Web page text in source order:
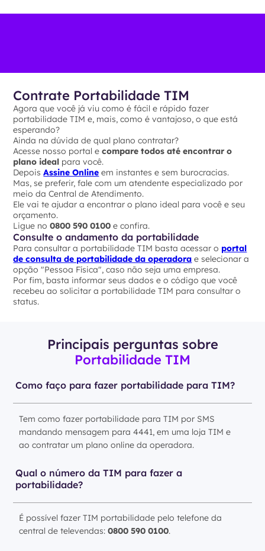
Contrate Portabilidade TIM
Agora que você já viu como é fácil e rápido fazer
portabilidade TIM e, mais, como é vantajoso, o que está
esperando?
Ainda na dúvida de qual plano contratar?
Acesse nosso portal ecompare todos até encontrar o
plano ideal para você.
Depois Assine Online em instantes e sem burocracias.
Mas, se preferir, fale com um atendente especializado por
meio da Central de Atendimento.
Ele vai te ajudar a encontrar o plano ideal para você e seu
orçamento.
Ligue no0800 590 0100 e confira.
Consulte o andamento da portabilidade
Para consultar a portabilidade TIM basta acessar o portal
de consulta de portabilidade da operadora e selecionar a
opção "Pessoa Física", caso não seja uma empresa.
Por fim, basta informar seus dados e o código que você
recebeu ao solicitar a portabilidade TIM para consultar o
status.
Principais perguntas sobre
Portabilidade TIM
Como faço para fazer portabilidade para TIM?
Tem como fazer portabilidade para TIM por SMS
mandando mensagem para 4441, em uma loja TIM e
ao contratar um plano online da operadora.
Qual o número da TIM para fazer a
portabilidade?
É possível fazer TIM portabilidade pelo telefone da
central de televendas:0800 590 0100.